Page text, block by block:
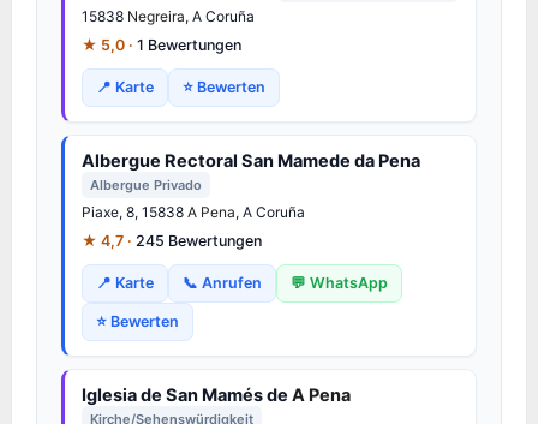
15838 Negreira, A Coruña
★ 5,0 · 1 Bewertungen
📍 Karte ⭐ Bewerten
Albergue Rectoral San Mamede da Pena
Albergue Privado
Piaxe, 8, 15838 A Pena, A Coruña
★ 4,7 · 245 Bewertungen
📍 Karte 📞 Anrufen 💬 WhatsApp
⭐ Bewerten
Iglesia de San Mamés de A Pena
Kirche/Sehenswürdigkeit